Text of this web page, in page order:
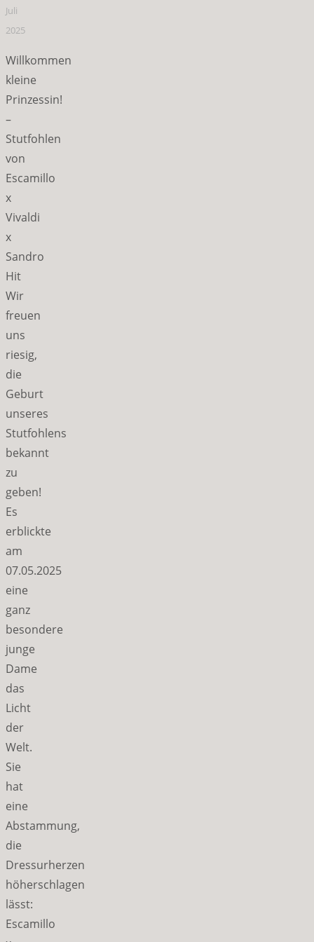
Juli
2025
Willkommen
kleine
Prinzessin!
–
Stutfohlen
von
Escamillo
x
Vivaldi
x
Sandro
Hit
Wir
freuen
uns
riesig,
die
Geburt
unseres
Stutfohlens
bekannt
zu
geben!
Es
erblickte
am
07.05.2025
eine
ganz
besondere
junge
Dame
das
Licht
der
Welt.
Sie
hat
eine
Abstammung,
die
Dressurherzen
höherschlagen
lässt:
Escamillo